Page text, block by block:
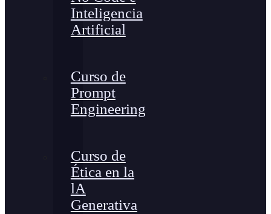
Inteligencia
Artificial
Curso de
Prompt
Engineering
Curso de
Ética en la
lA
Generativa